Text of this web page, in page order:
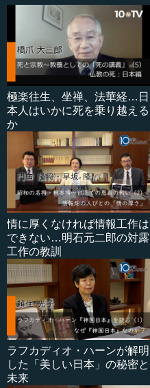
極楽往生、坐禅、法華経…日
本人はいかに死を乗り越える
か
情に厚くなければ情報工作は
できない…明石元二郎の対露
工作の教訓
ラフカディオ・ハーンが解明
した「美しい日本」の秘密と
未来